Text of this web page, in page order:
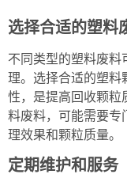
选择合适的塑料
不同类型的塑料废
理。选择合适的塑
性，是提高回收颗
料废料，可能需要
理效果和颗粒质量。
定期维护和服务